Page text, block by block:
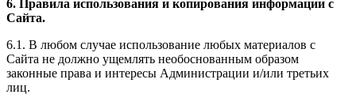
6. Правила использования и копирования информации с
Сайта.
6.1. В любом случае использование любых материалов с
Сайта не должно ущемлять необоснованным образом
законные права и интересы Администрации и/или третьих
лиц.